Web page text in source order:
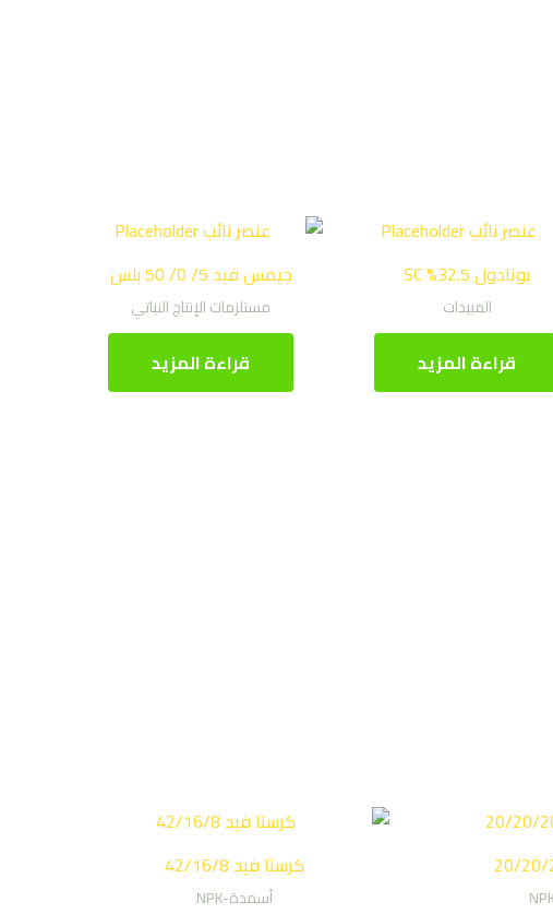
بوتادول 32.5% SC
المبيدات
قراءة المزيد
جيمس فيد 5/ 0/ 50 بلس
مستلزمات الإنتاج النباتي
قراءة المزيد
كرستا فيد 42/16/8
أسمدة-NPK